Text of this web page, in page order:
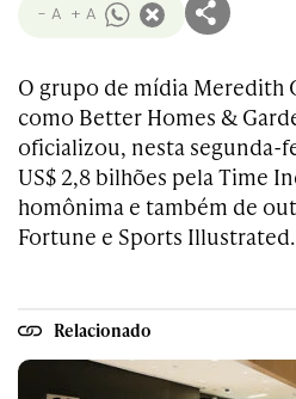
- A + A
O grupo de mídia Meredith
como Better Homes &
oficializou, nesta segunda-
US$ 2,8 bilhões pela Time
homônima e também de
Fortune e Sports Illustrated.
Relacionado